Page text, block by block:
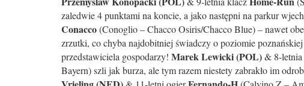
zaledwie 4 punktami na koncie, a jako następni na parkur
Conacco(Conoglio – Chacco Osiris/Chacco Blue) – nawet
zrzutki, co chyba najdobitniej świadczy o poziomie poznańskiej
przedstawiciela gospodarzy! Marek Lewicki (POL)& 8-
Bayern) szli jak burza, ale tym razem niestety zabrakło im